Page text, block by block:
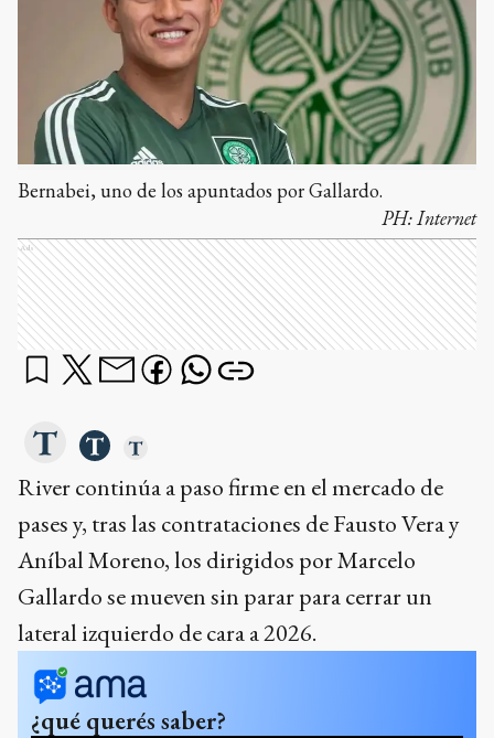
Bernabei, uno de los apuntados por Gallardo.
PH:Internet
Ads
River continúa a paso firme en el mercado de
pases y, tras las contrataciones de Fausto Vera y
Aníbal Moreno, los dirigidos por Marcelo
Gallardo se mueven sin parar para cerrar un
lateral izquierdo de cara a 2026.
¿qué querés saber?